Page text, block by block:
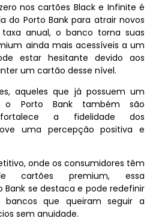
nos cartões Black e Infinite é
do Porto Bank para atrair novos
anual, o banco torna suas
ainda mais acessíveis a um
estar hesitante devido aos
um cartão desse nível.
aqueles que já possuem um
o Porto Bank também são
a fidelidade dos
uma percepção positiva e
onde os consumidores têm
cartões premium, essa
se destaca e pode redefinir
que queiram seguir a
sem anuidade.